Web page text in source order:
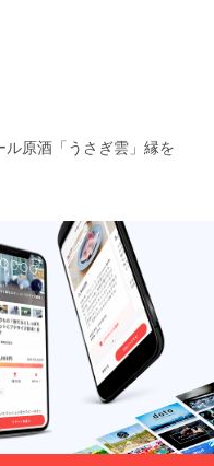
細 原料
米：山
日本酒
度：5.0
精米歩
合：
50％ 容
量：
720ml
アル
コール
度数：
18度 ■
出雲国
楯縫郡
（いず
酒、出
雲産の
分：
14.0%
内容
量：
500ml
アル
コール
度数：
11度 ■
ヤマサ
ン正宗
｜純米
大吟
醸 原
度：＋
量：
720ml
アル
コール
度数：
15度 ■
ヤマサ
ン正
宗 日
本酒仕
込みの
梅酒の
詳細 原
材料
仕込
本 火入
れ ・
ヤマサ
ン正宗
｜特別
純米
酒 誘
一献
（いざ
いっこ
ん）
1.8L １
本 火入
れ ・ヤ
メージ
まれま
せん
原酒「うさぎ雲」縁を